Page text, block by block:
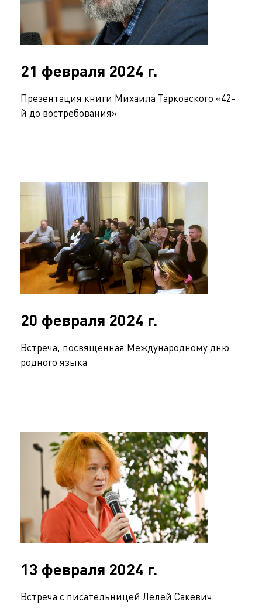
21 февраля 2024 г.
Презентация книги Михаила Тарковского «42-
й до востребования»
20 февраля 2024 г.
Встреча, посвященная Международному дню
родного языка
13 февраля 2024 г.
Встреча с писательницей Лёлей Сакевич